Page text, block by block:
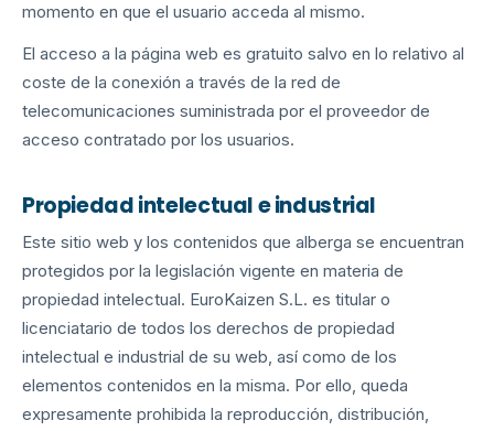
momento en que el usuario acceda al mismo.
El acceso a la página web es gratuito salvo en lo relativo al
coste de la conexión a través de la red de
telecomunicaciones suministrada por el proveedor de
acceso contratado por los usuarios.
Propiedad intelectual e industrial
Este sitio web y los contenidos que alberga se encuentran
protegidos por la legislación vigente en materia de
propiedad intelectual. EuroKaizen S.L. es titular o
licenciatario de todos los derechos de propiedad
intelectual e industrial de su web, así como de los
elementos contenidos en la misma. Por ello, queda
expresamente prohibida la reproducción, distribución,